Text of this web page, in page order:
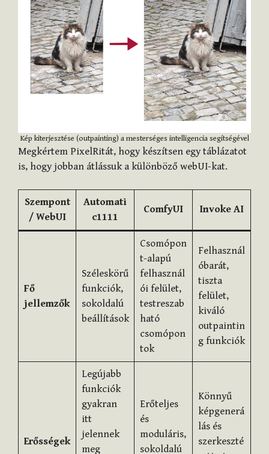
Kép kiterjesztése (outpainting) a mesterséges intelligencia segítségével
Megkértem PixelRitát, hogy készítsen egy táblázatot
is, hogy jobban átlássuk a különböző webUI-kat.
Szempont
/ WebUI
Automati
c1111
ComfyUI Invoke AI
Fő
jellemzők
Széleskörű
funkciók,
sokoldalú
beállítások
Csomópon
t-alapú
felhasznál
ói felület,
testreszab
ható
csomópon
tok
Felhasznál
óbarát,
tiszta
felület,
kiváló
outpaintin
g funkciók
Erősségek
Legújabb
funkciók
gyakran
itt
jelennek
meg
Erőteljes
és
moduláris,
sokoldalú
Könnyű
képgenerá
lás és
szerkeszté